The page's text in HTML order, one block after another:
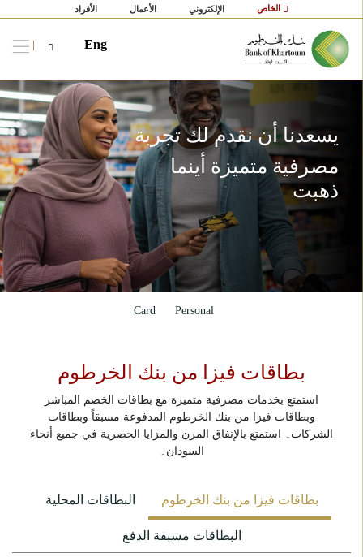
الأفراد الأعمال الإلكتروني
Eng
يسعدنا أن نقدم لك تجربة
مصرفية متميزة أينما
ذهبت
Card Personal
بطاقات فيزا من بنك الخرطوم
استمتع بخدمات مصرفية متميزة مع بطاقات الخصم المباشر
وبطاقات فيزا من بنك الخرطوم المدفوعة مسبقاً وبطاقات
الشركات۔ استمتع بالإنفاق المرن والمزايا الحصرية في جميع أنحاء
السودان۔
بطاقات فيزا من بنك الخرطوم البطاقات المحلية
البطاقات مسبقة الدفع